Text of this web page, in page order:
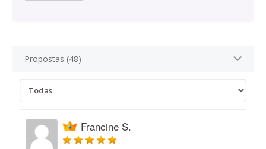
Propostas (48)
Francine S.